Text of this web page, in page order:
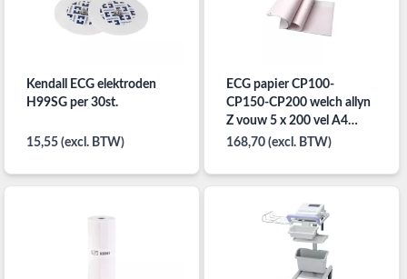
Kendall ECG elektroden
H99SG per 30st.
15,55 (excl. BTW)
ECG papier CP100-
CP150-CP200 welch allyn
Z vouw 5 x 200 vel A4
papier
168,70 (excl. BTW)